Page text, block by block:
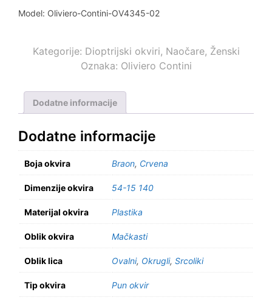
Model: Oliviero-Contini-OV4345-02
Kategorije: Dioptrijski okviri, Naočare, Ženski
Oznaka: Oliviero Contini
Dodatne informacije
Dodatne informacije
Boja okvira Braon, Crvena
Dimenzije okvira 54-15 140
Materijal okvira Plastika
Oblik okvira Mačkasti
Oblik lica Ovalni, Okrugli, Srcoliki
Tip okvira Pun okvir